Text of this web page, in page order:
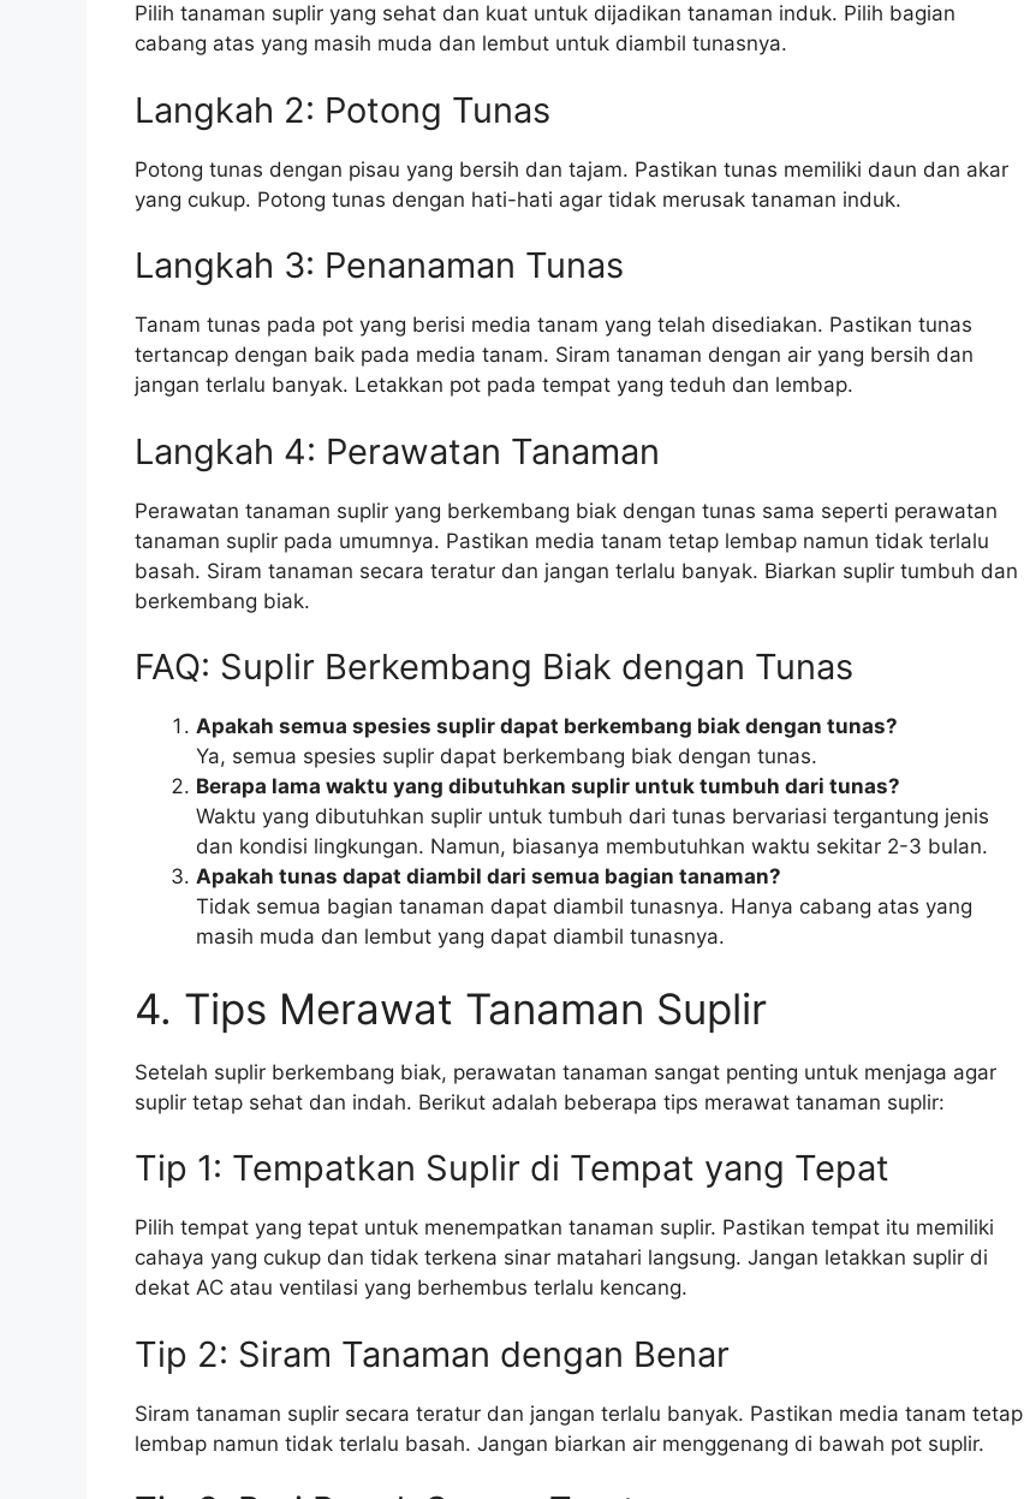
Pilih tanaman suplir yang sehat dan kuat untuk dijadikan tanaman induk. Pilih bagian
cabang atas yang masih muda dan lembut untuk diambil tunasnya.
Langkah 2: Potong Tunas
Potong tunas dengan pisau yang bersih dan tajam. Pastikan tunas memiliki daun dan akar
yang cukup. Potong tunas dengan hati-hati agar tidak merusak tanaman induk.
Langkah 3: Penanaman Tunas
Tanam tunas pada pot yang berisi media tanam yang telah disediakan. Pastikan tunas
tertancap dengan baik pada media tanam. Siram tanaman dengan air yang bersih dan
jangan terlalu banyak. Letakkan pot pada tempat yang teduh dan lembap.
Langkah 4: Perawatan Tanaman
Perawatan tanaman suplir yang berkembang biak dengan tunas sama seperti perawatan
tanaman suplir pada umumnya. Pastikan media tanam tetap lembap namun tidak terlalu
basah. Siram tanaman secara teratur dan jangan terlalu banyak. Biarkan suplir tumbuh dan
berkembang biak.
FAQ: Suplir Berkembang Biak dengan Tunas
Apakah semua spesies suplir dapat berkembang biak dengan tunas?
Ya, semua spesies suplir dapat berkembang biak dengan tunas.
Berapa lama waktu yang dibutuhkan suplir untuk tumbuh dari tunas?
Waktu yang dibutuhkan suplir untuk tumbuh dari tunas bervariasi tergantung jenis
dan kondisi lingkungan. Namun, biasanya membutuhkan waktu sekitar 2-3 bulan.
Apakah tunas dapat diambil dari semua bagian tanaman?
Tidak semua bagian tanaman dapat diambil tunasnya. Hanya cabang atas yang
masih muda dan lembut yang dapat diambil tunasnya.
4. Tips Merawat Tanaman Suplir
Setelah suplir berkembang biak, perawatan tanaman sangat penting untuk menjaga agar
suplir tetap sehat dan indah. Berikut adalah beberapa tips merawat tanaman suplir:
Tip 1: Tempatkan Suplir di Tempat yang Tepat
Pilih tempat yang tepat untuk menempatkan tanaman suplir. Pastikan tempat itu memiliki
cahaya yang cukup dan tidak terkena sinar matahari langsung. Jangan letakkan suplir di
dekat AC atau ventilasi yang berhembus terlalu kencang.
Tip 2: Siram Tanaman dengan Benar
Siram tanaman suplir secara teratur dan jangan terlalu banyak. Pastikan media tanam tetap
lembap namun tidak terlalu basah. Jangan biarkan air menggenang di bawah pot suplir.